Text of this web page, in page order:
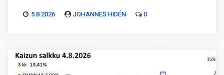
5.8.2026 JOHANNES HIDÉN 0